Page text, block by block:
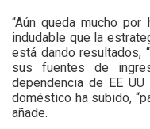
“Aún queda mucho por
indudable que la
está dando resultados,
sus fuentes de
dependencia de EE
doméstico ha subido,
añade.